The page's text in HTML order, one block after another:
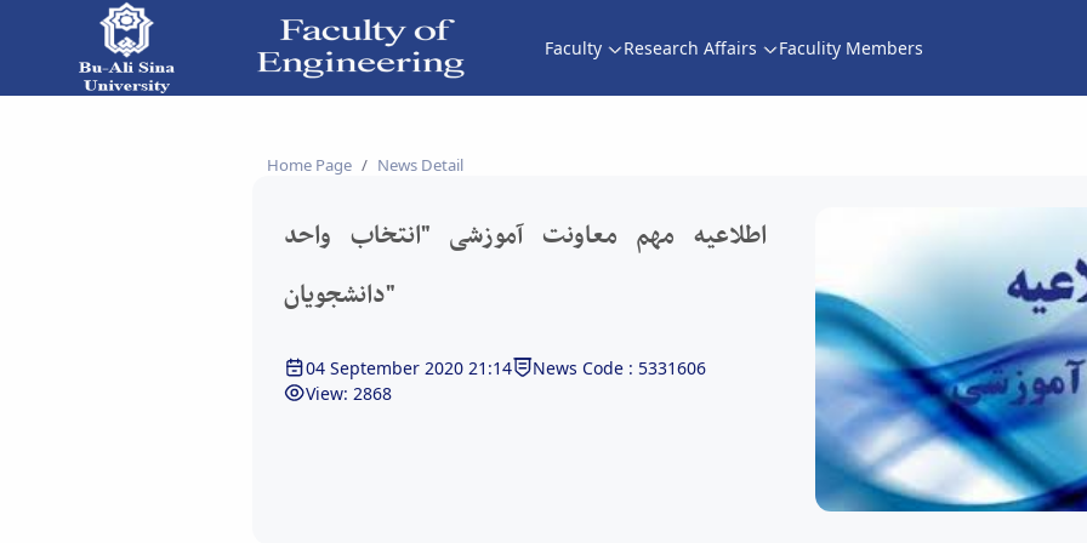
Faculty Research Affairs Faculity Members
اطلاعیه مهم معاونت آموزشی "انتخاب واحد دانشجویان" - دانشکده فنی و مهندسی
Home Page News Detail
اطلاعیه مهم معاونت آموزشی "انتخاب واحد
دانشجویان"
04 September 2020 21:14
News Code : 5331606
View: 2868